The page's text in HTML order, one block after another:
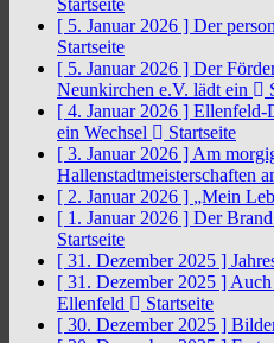
Startseite
[ 5. Januar 2026 ] Der
Startseite
[ 5. Januar 2026 ] Der
Neunkirchen e.V. lädt ein
[ 4. Januar 2026 ] Ellenfeld-
ein Wechsel
Startseite
[ 3. Januar 2026 ] Am
Hallenstadtmeisterschaften
[ 2. Januar 2026 ] „Mein
[ 1. Januar 2026 ] Der
Startseite
[ 31. Dezember 2025 ]
[ 31. Dezember 2025 ] Auch
Ellenfeld
Startseite
[ 30. Dezember 2025 ]